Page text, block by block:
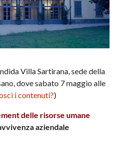
Villa Sartirana, sede della
dove sabato 7 maggio alle
i contenuti?)
delle risorse umane
aziendale